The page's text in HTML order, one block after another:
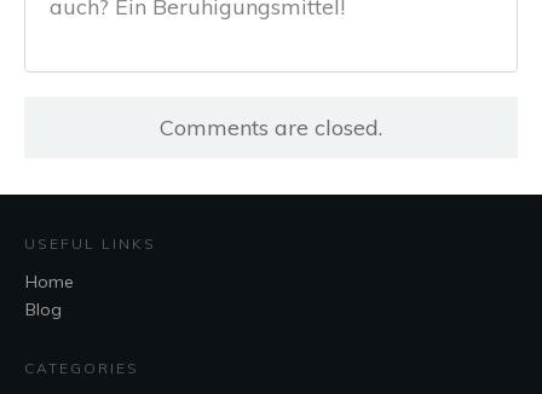
auch? Ein Beruhigungsmittel!
Comments are closed.
USEFUL LINKS
Home
Blog
CATEGORIES